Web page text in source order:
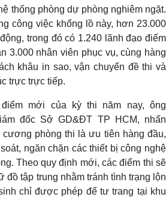
thống phòng dự phòng nghiêm ngặt.
công việc khổng lồ này, hơn 23.000
trong đó có 1.240 lãnh đạo điểm
3.000 nhân viên phục vụ, cùng hàng
khâu in sao, vận chuyển đề thi và
trực trực tiếp.
mới của kỳ thi năm nay, ông
đốc Sở GD&ĐT TP HCM, nhấn
cương phòng thi là ưu tiên hàng đầu,
ngăn chặn các thiết bị công nghệ
Theo quy định mới, các điểm thi sẽ
đồ tập trung nhằm tránh tình trạng lộn
chỉ được phép để tư trang tại khu